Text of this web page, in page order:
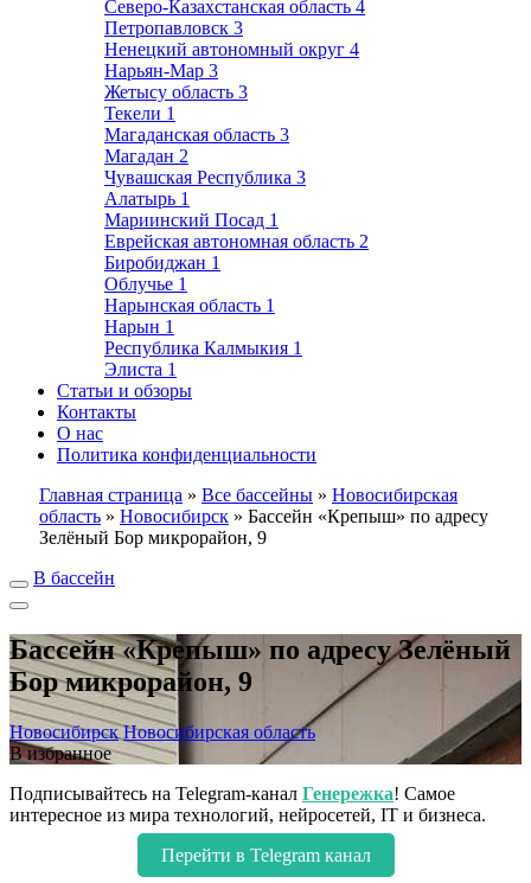
Северо-Казахстанская область 4
Петропавловск 3
Ненецкий автономный округ 4
Нарьян-Мар 3
Жетысу область 3
Текели 1
Магаданская область 3
Магадан 2
Чувашская Республика 3
Алатырь 1
Мариинский Посад 1
Еврейская автономная область 2
Биробиджан 1
Облучье 1
Нарынская область 1
Нарын 1
Республика Калмыкия 1
Элиста 1
Статьи и обзоры
Контакты
О нас
Политика конфиденциальности
Главная страница » Все бассейны » Новосибирская
область » Новосибирск » Бассейн «Крепыш» по адресу
Зелёный Бор микрорайон, 9
В бассейн
Бассейн «Крепыш» по адресу Зелёный
Бор микрорайон, 9
Новосибирск Новосибирская область
В избранное
Подписывайтесь на Telegram-канал Генережка! Самое
интересное из мира технологий, нейросетей, IT и бизнеса.
Перейти в Telegram канал